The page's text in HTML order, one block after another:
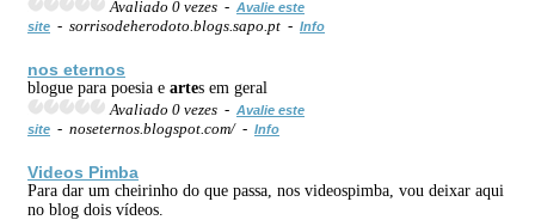
Avaliado 0 vezes - Avalie este
site - sorrisodeherodoto.blogs.sapo.pt - Info
nos eternos
blogue para poesia e artes em geral
Avaliado 0 vezes - Avalie este
site - noseternos.blogspot.com/ - Info
Videos Pimba
Para dar um cheirinho do que passa, nos videospimba, vou deixar aqui
no blog dois vídeos.